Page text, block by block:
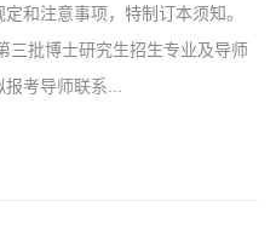
和注意事项，特制订本须知。
三批博士研究生招生专业及导师
考导师联系...